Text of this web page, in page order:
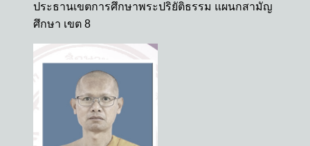
ประธานเขตการศึกษาพระปริยัติธรรม แผนกสามัญ
ศึกษา เขต 8